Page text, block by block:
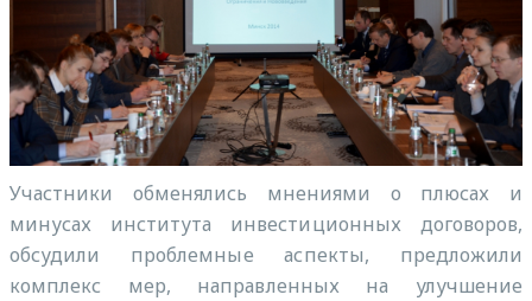
Участники обменялись мнениями о плюсах и
минусах института инвестиционных договоров,
обсудили проблемные аспекты, предложили
комплекс мер, направленных на улучшение